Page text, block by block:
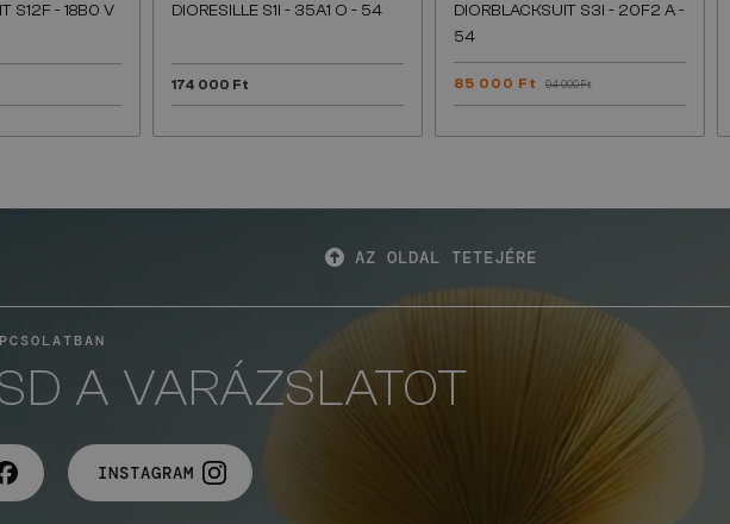
S12F - 18B0 V
DIORESILLE S1I - 35A1 O - 54
174 000 Ft
DIORBLACKSUIT S3I - 20F2 A -
54
85 000 Ft 94 000 Ft
AZ OLDAL TETEJÉRE
A VARÁZSLATOT
INSTAGRAM